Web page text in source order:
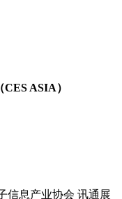
ASIA）
信息产业协会 讯通展